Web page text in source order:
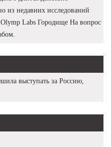
из недавних исследований
Olymp Labs Городище На вопрос
выступать за Россию,